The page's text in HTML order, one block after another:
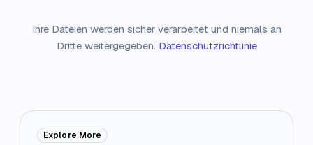
Ihre Dateien werden sicher verarbeitet und niemals an
Dritte weitergegeben. Datenschutzrichtlinie
Explore More